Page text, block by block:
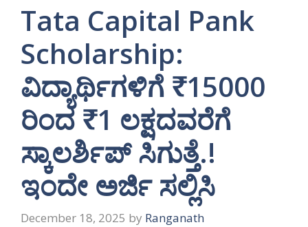
Tata Capital Pank
Scholarship:
ವಿದ್ಯಾರ್ಥಿಗಳಿಗೆ ₹15000
ರಿಂದ ₹1 ಲಕ್ಷದವರೆಗೆ
ಸ್ಕಾಲರ್ಶಿಪ್ ಸಿಗುತ್ತೆ.!
ಇಂದೇ ಅರ್ಜಿ ಸಲ್ಲಿಸಿ
December 18, 2025 by Ranganath